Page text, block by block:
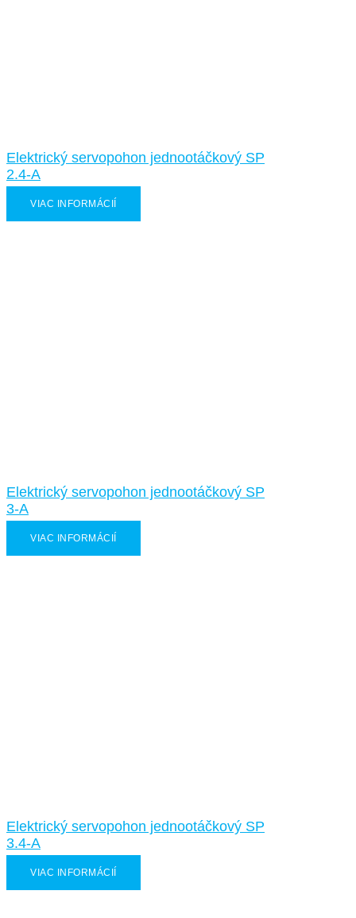
Elektrický servopohon jednootáčkový SP
2.4-A
VIAC INFORMÁCIÍ
Elektrický servopohon jednootáčkový SP
3-A
VIAC INFORMÁCIÍ
Elektrický servopohon jednootáčkový SP
3.4-A
VIAC INFORMÁCIÍ